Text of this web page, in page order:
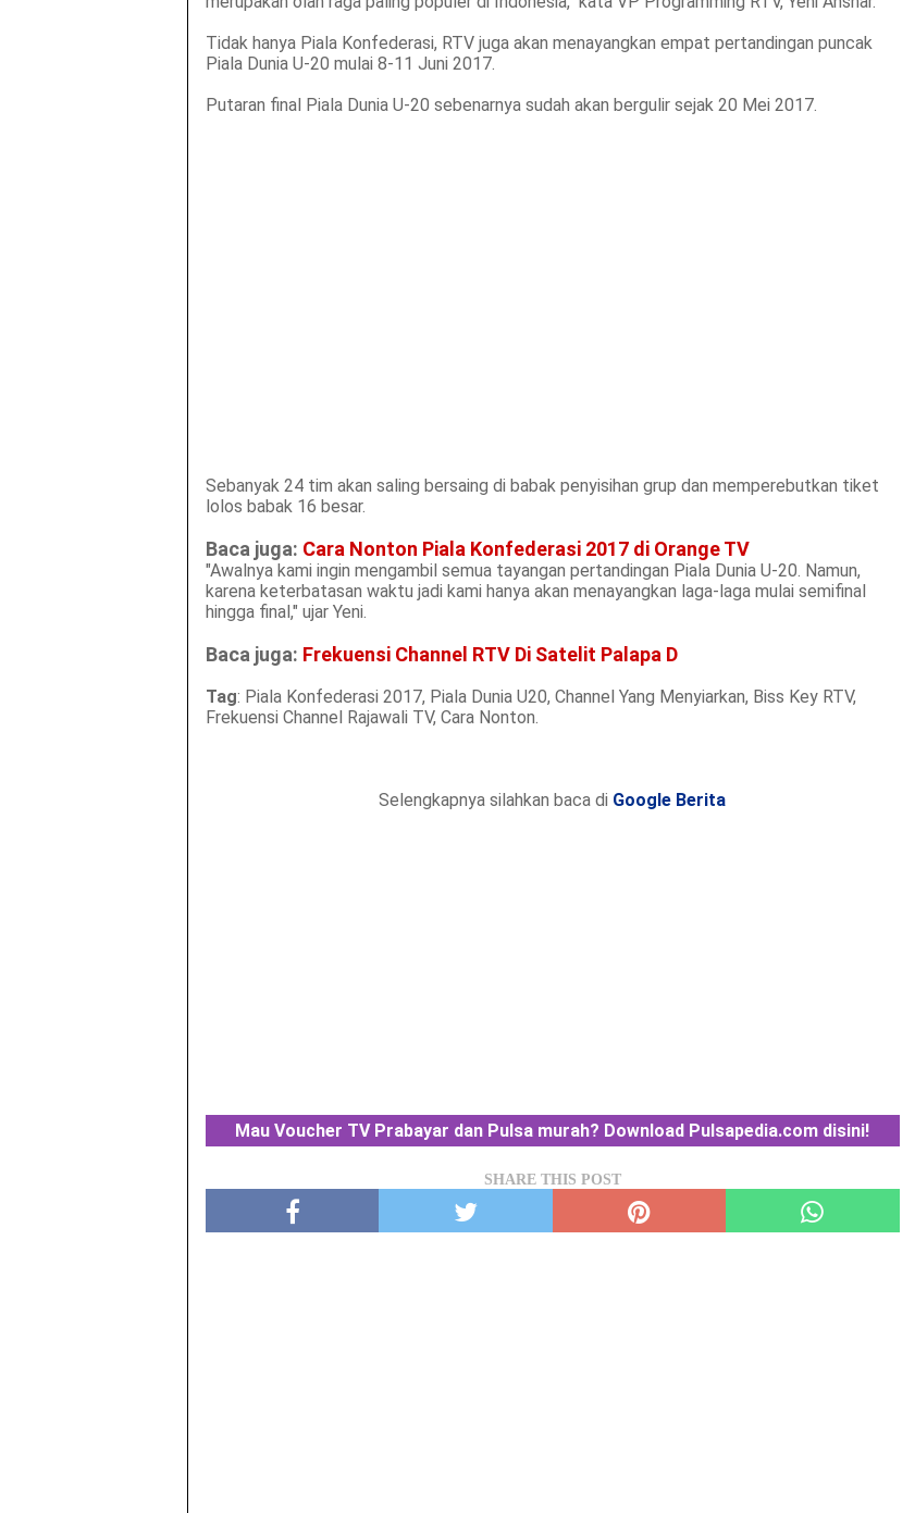
Tidak hanya Piala Konfederasi, RTV juga akan menayangkan empat pertandingan puncak
Piala Dunia U-20 mulai 8-11 Juni 2017.
Putaran final Piala Dunia U-20 sebenarnya sudah akan bergulir sejak 20 Mei 2017.
Sebanyak 24 tim akan saling bersaing di babak penyisihan grup dan memperebutkan tiket
lolos babak 16 besar.
Baca juga: Cara Nonton Piala Konfederasi 2017 di Orange TV
"Awalnya kami ingin mengambil semua tayangan pertandingan Piala Dunia U-20. Namun,
karena keterbatasan waktu jadi kami hanya akan menayangkan laga-laga mulai semifinal
hingga final," ujar Yeni.
Baca juga: Frekuensi Channel RTV Di Satelit Palapa D
Tag: Piala Konfederasi 2017, Piala Dunia U20, Channel Yang Menyiarkan, Biss Key RTV,
Frekuensi Channel Rajawali TV, Cara Nonton.
Selengkapnya silahkan baca di Google Berita
Mau Voucher TV Prabayar dan Pulsa murah? Download Pulsapedia.com disini!
SHARE THIS POST